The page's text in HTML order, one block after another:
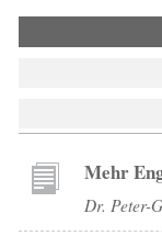
Mehr
Dr. Peter-